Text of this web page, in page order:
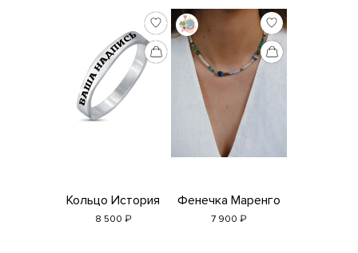
Кольцо История
8 500 ₽
Фенечка Маренго
7 900 ₽